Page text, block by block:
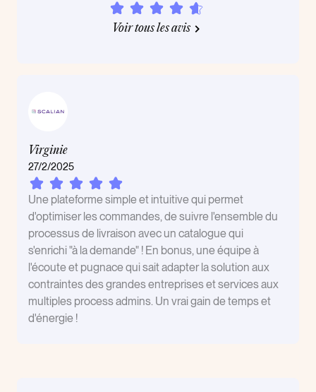
Voir tous les avis
Virginie
27/2/2025
Une plateforme simple et intuitive qui permet
d'optimiser les commandes, de suivre l'ensemble du
processus de livraison avec un catalogue qui
s'enrichi "à la demande" ! En bonus, une équipe à
l'écoute et pugnace qui sait adapter la solution aux
contraintes des grandes entreprises et services aux
multiples process admins. Un vrai gain de temps et
d'énergie !